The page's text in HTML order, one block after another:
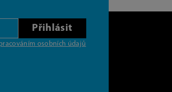
Přihlásit
osobních údajů